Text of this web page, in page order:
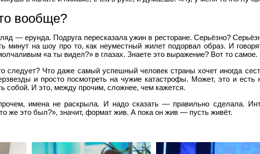
вообще?
— ерунда. Подруга пересказала ужин в ресторане. Серьёзно?
минут на шоу про то, как неуместный жилет подорвал образ. И
«а ты видел?» в глазах. Знаете это выражение? Вот то самое.
следует? Что даже самый успешный человек страны хочет иногда
и просто посмотреть на чужие катастрофы. Может, это и
собой. И это, между прочим, сложнее, чем кажется.
имена не раскрыла. И надо сказать — правильно сделала.
же это был?», значит, формат жив. А пока он жив — пусть живёт.